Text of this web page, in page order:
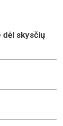
dėl skysčių